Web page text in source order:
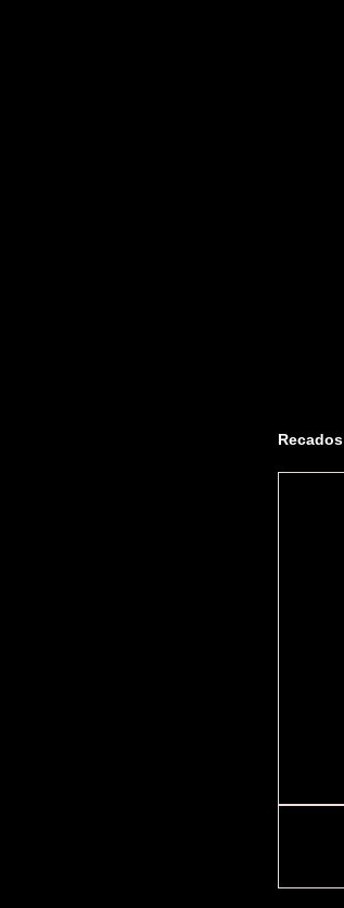
Recados